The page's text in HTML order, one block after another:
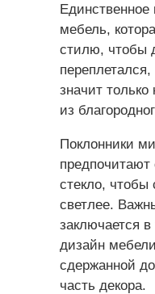
мебель,
стилю, чтобы
значит только
из
Поклонники
предпочитают
стекло, чтобы
светлее.
заключается
дизайн
сдержанной
часть декора.